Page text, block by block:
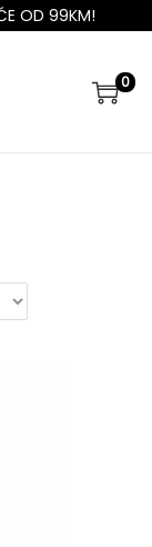
OD 99KM!
0